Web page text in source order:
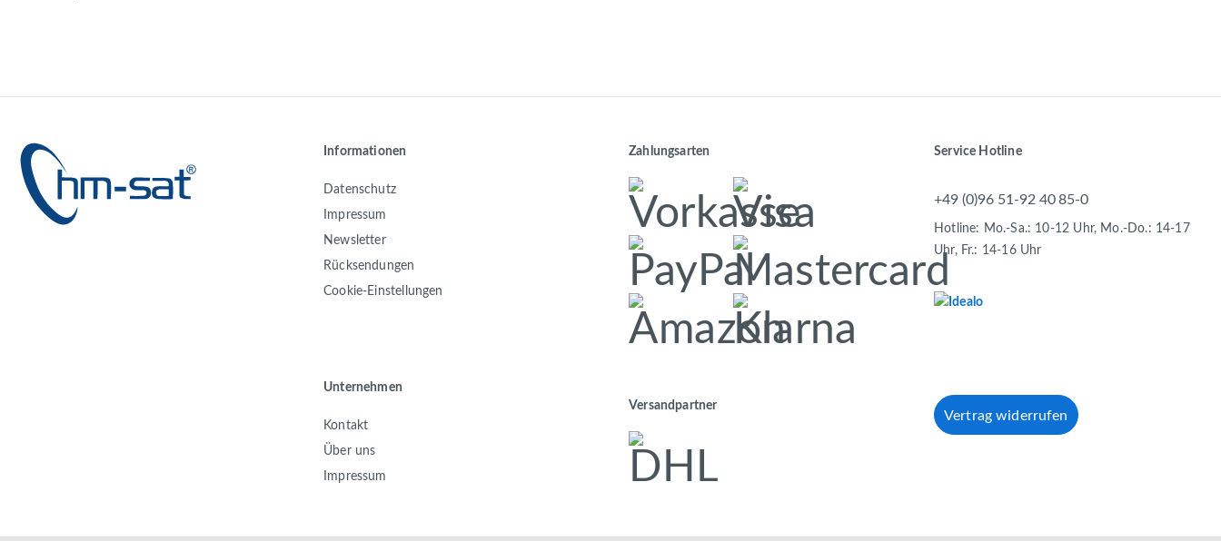
Informationen
Datenschutz
Impressum
Newsletter
Rücksendungen
Cookie-Einstellungen
Unternehmen
Kontakt
Über uns
Impressum
Zahlungsarten
Versandpartner
Service Hotline
+49 (0)96 51-92 40 85-0
Hotline: Mo.-Sa.: 10-12 Uhr, Mo.-Do.: 14-17
Uhr, Fr.: 14-16 Uhr
Vertrag widerrufen